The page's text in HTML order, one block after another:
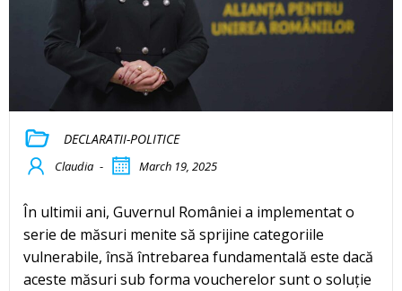
DECLARATII-POLITICE
Claudia - March 19, 2025
În ultimii ani, Guvernul României a implementat o
serie de măsuri menite să sprijine categoriile
vulnerabile, însă întrebarea fundamentală este dacă
aceste măsuri sub forma voucherelor sunt o soluție